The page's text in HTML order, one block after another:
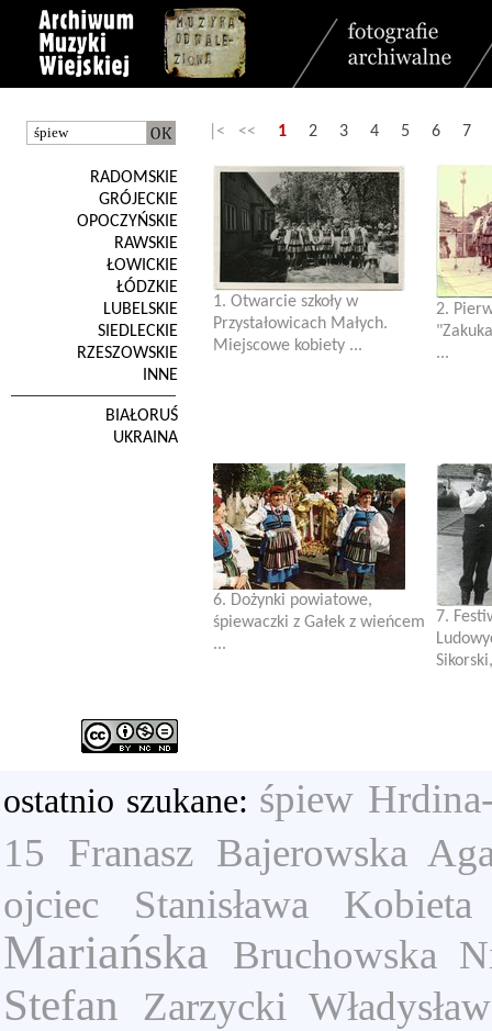
RADOMSKIE
GRÓJECKIE
OPOCZYŃSKIE
RAWSKIE
ŁOWICKIE
ŁÓDZKIE
LUBELSKIE
SIEDLECKIE
RZESZOWSKIE
INNE
BIAŁORUŚ
UKRAINA
|< << 1 2 3 4 5 6 7
1. Otwarcie szkoły w
Przystałowicach Małych.
Miejscowe kobiety ...
2.
...
6. Dożynki powiatowe,
śpiewaczki z Gałek z wieńcem
...
7.
ostatnio szukane: śpiew
15 Franasz Bajerowska
ojciec Stanisława
Kobieta
Mariańska Bruchowska
Stefan
Zarzycki Władysław